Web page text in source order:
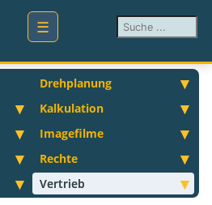
Suchen ...
Drehplanung
Kalkulation
Imagefilme
Rechte
Vertrieb